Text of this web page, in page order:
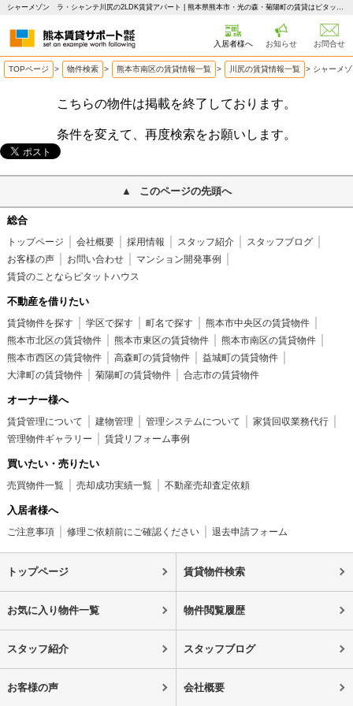
シャーメゾン ラ・シャンテ川尻の2LDK賃貸アパート | 熊本県熊本市・光の森・菊陽町の賃貸はピタットハウス 熊本賃貸サポート
入居者様へ お知らせ お問合せ
TOPページ > 物件検索 > 熊本市南区の賃貸情報一覧 > 川尻の賃貸情報一覧 > シャーメ
こちらの物件は掲載を終了しております。
条件を変えて、再度検索をお願いします。
このページの先頭へ
総合
トップページ 会社概要 採用情報 スタッフ紹介
スタッフブログ
お客様の声
お問い合わせ
マンション開発事例
賃貸のことならピタットハウス
不動産を借りたい
賃貸物件を探す 学区で探す 町名で探す
熊本市中央区の賃貸物件
熊本市北区の賃貸物件
熊本市東区の賃貸物件
熊本市南区の賃貸物件
熊本市西区の賃貸物件
高森町の賃貸物件
益城町の賃貸物件
大津町の賃貸物件
菊陽町の賃貸物件 合志市の賃貸物件
オーナー様へ
賃貸管理について 建物管理 管理システムについて
家賃回収業務代行
管理物件ギャラリー
賃貸リフォーム事例
買いたい・売りたい
売買物件一覧 売却成功実績一覧 不動産売却査定依頼
入居者様へ
ご注意事項 修理ご依頼前にご確認ください 退去申請フォーム
トップページ 賃貸物件検索
お気に入り物件一覧 物件閲覧履歴
スタッフ紹介 スタッフブログ
お客様の声 会社概要